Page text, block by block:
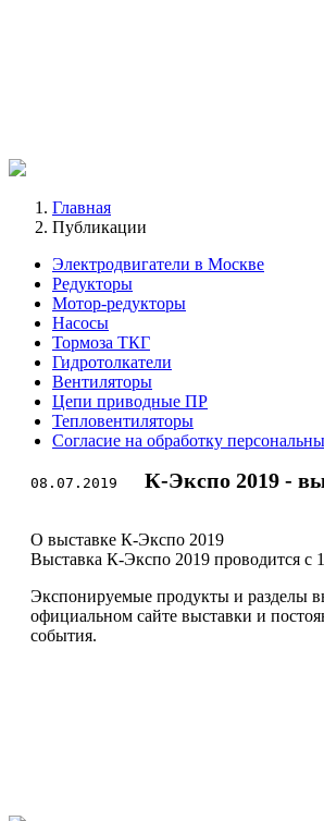
Главная
Публикации
Электродвигатели в Москве
Редукторы
Мотор-редукторы
Насосы
Тормоза ТКГ
Гидротолкатели
Вентиляторы
Цепи приводные ПР
Тепловентиляторы
Согласие на обработку
08.07.2019 К-Экспо 2019 -
О выставке К-Экспо 2019
Выставка К-Экспо 2019 проводится c
Экспонируемые продукты и разделы
официальном сайте выставки и
события.